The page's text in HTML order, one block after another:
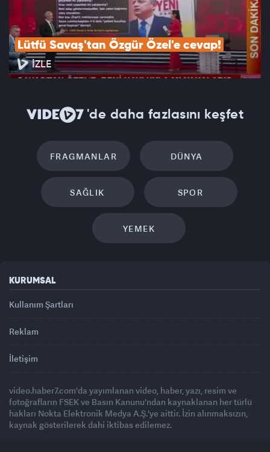
Lütfü Savaş'tan Özgür Özel'e cevap!
İZLE
'de daha fazlasını keşfet
FRAGMANLAR DÜNYA
SAĞLIK SPOR
YEMEK
KURUMSAL
Kullanım Şartları
Reklam
İletişim
video.haber7.com'da yayımlanan video, haber, yazı, resim ve
fotoğrafların FSEK ve Basın Kanunu'ndan kaynaklanan her türlü
hakları Nokta Elektronik Medya A.Ş.'ye aittir. İzin alınmaksızın,
kaynak gösterilerek dahi iktibas edilemez.